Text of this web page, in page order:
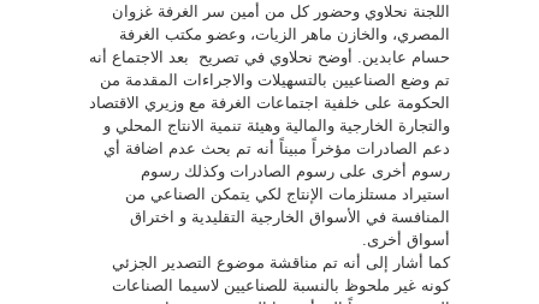
اللجنة نحلاوي وحضور كل من أمين سر الغرفة غزوان
المصري، والخاز ن ماهر الزيات، وعضو مكتب الغرفة
حسام عابدين. أوضح نحلاوي في تصريح بعد الاجتماع أنه
تم وضع الصناعيين بالتسهيلات والاجراءات المقدمة من
الحكومة على خلفية اجتماعات الغرفة مع وزيري الاقتصاد
والتجارة الخارجية والمالية وهيئة تنمية الانتاج المحلي و
دعم الصادرات مؤخراً مبيناً أنه تم بحث عدم اضافة أي
رسوم أخرى على رسوم الصادرات وكذلك رسوم
استيراد مستلزمات الإنتاج لكي يتمكن الصناعي من
المنافسة في الأسواق الخارجية التقليدية و اختراق
أسواق أخرى.
كما أشار إلى أنه تم مناقشة موضوع التصدير الجزئي
كونه غير ملحوظ بالنسبة للصناعيين لاسيما الصناعات